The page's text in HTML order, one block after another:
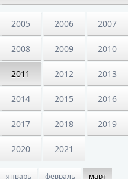
2005 2006 2007
2008 2009 2010
2011 2012 2013
2014 2015 2016
2017 2018 2019
2020 2021
январь февраль
март